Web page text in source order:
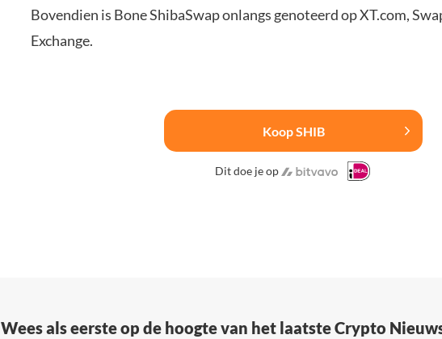
Bovendien is Bone ShibaSwap onlangs genoteerd op XT.com,
Exchange.
Koop SHIB
Dit doe je op
Wees als eerste op de hoogte van het laatste Crypto